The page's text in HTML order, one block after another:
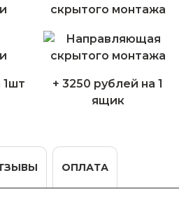
1шт
скрытого монтажа
+ 3250 рублей на 1
ящик
ОПЛАТА